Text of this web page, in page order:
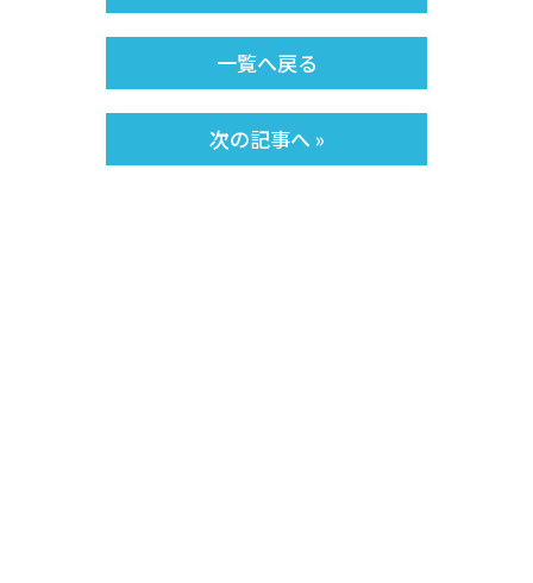
一覧へ戻る
次の記事へ »